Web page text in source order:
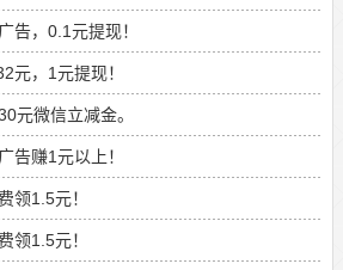
告，0.1元提现！
元，1元提现！
元微信立减金。
告赚1元以上！
领1.5元！
领1.5元！